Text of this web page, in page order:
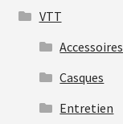
VTT
Accessoires
Casques
Entretien